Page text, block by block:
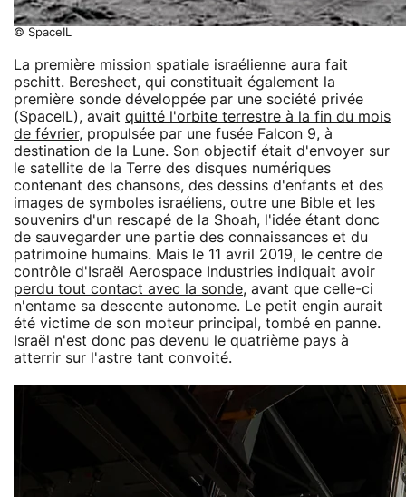
© SpaceIL
La première mission spatiale israélienne aura fait
pschitt. Beresheet, qui constituait également la
première sonde développée par une société privée
(SpaceIL), avait quitté l'orbite terrestre à la fin du mois
de février, propulsée par une fusée Falcon 9, à
destination de la Lune. Son objectif était d'envoyer sur
le satellite de la Terre des disques numériques
contenant des chansons, des dessins d'enfants et des
images de symboles israéliens, outre une Bible et les
souvenirs d'un rescapé de la Shoah, l'idée étant donc
de sauvegarder une partie des connaissances et du
patrimoine humains. Mais le 11 avril 2019, le centre de
contrôle d'Israël Aerospace Industries indiquait avoir
perdu tout contact avec la sonde, avant que celle-ci
n'entame sa descente autonome. Le petit engin aurait
été victime de son moteur principal, tombé en panne.
Israël n'est donc pas devenu le quatrième pays à
atterrir sur l'astre tant convoité.